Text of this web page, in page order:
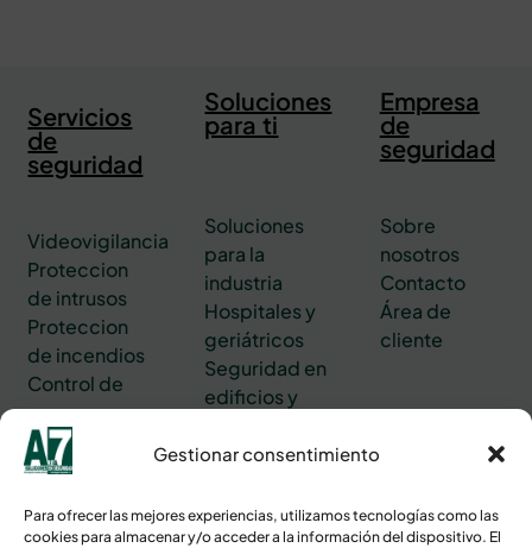
Gestionar consentimiento
Para ofrecer las mejores experiencias, utilizamos tecnologías como las
cookies para almacenar y/o acceder a la información del dispositivo. El
Servicios
de
seguridad
Videovigilancia
Proteccion
de intrusos
Proteccion
de incendios
Control de
accesos
Central de
alarmas
asistenciales
Soluciones
para ti
Soluciones
para la
industria
Hospitales y
geriátricos
Seguridad en
edificios y
Empresa
de
seguridad
Sobre
nosotros
Contacto
Área de
cliente